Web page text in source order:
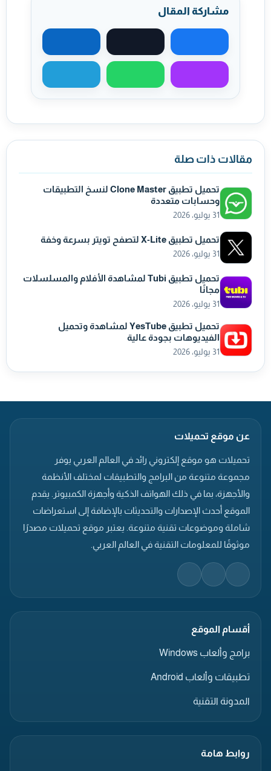
مشاركة المقال
مشاركة على فيسبوكمشاركة على X مشاركة على
مشاركة عبر ماسنجرمشاركة عبر واتسابمشاركة عبر
مقالات ذات صلة
تحميل تطبيق Clone Master لنسخ التطبيقات
وحسابات متعددة
31 يوليو، 2026
تحميل تطبيق X-Lite لتصفح تويتر بسرعة وخفة
31 يوليو، 2026
تحميل تطبيق Tubi لمشاهدة الأفلام والمسلسلات
مجانًا
31 يوليو، 2026
تحميل تطبيق YesTube لمشاهدة وتحميل
الفيديوهات بجودة عالية
31 يوليو، 2026
عن موقع تحميلات
تحميلات هو موقع إلكتروني رائد في العالم العربي يوفر
مجموعة متنوعة من البرامج والتطبيقات لمختلف الأنظمة
والأجهزة، بما في ذلك الهواتف الذكية وأجهزة الكمبيوتر. يقدم
الموقع أحدث الإصدارات والتحديثات بالإضافة إلى استعراضات
شاملة وموضوعات تقنية متنوعة. يعتبر موقع تحميلات مصدرًا
موثوقًا للمعلومات التقنية في العالم العربي.
أقسام الموقع
برامج وألعاب Windows
تطبيقات وألعاب Android
المدونة التقنية
روابط هامة